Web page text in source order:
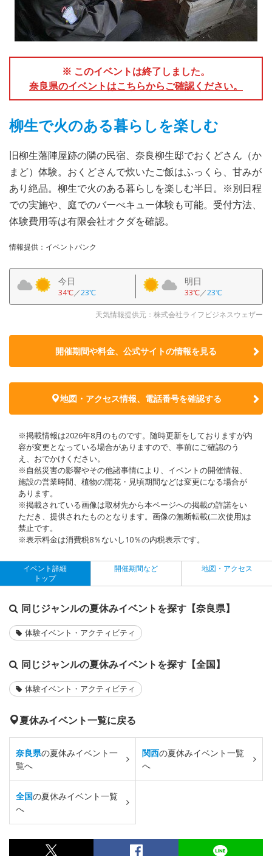
※ このイベントは終了しました。
奈良県のイベントはこちらからご確認ください。
柳生で火のある暮らしを楽しむ
旧柳生藩陣屋跡の隣の民宿、奈良柳生邸でおくどさん（か
まど）体験。おくどさんで炊いたご飯はふっくら、甘みが
あり絶品。柳生で火のある暮らしを楽しむ半日。※別日程
での実施や、庭でのバーべキュー体験も可能。受付方法、
体験費用等は有限会社オクダを確認。
情報提供：イベントバンク
今日
34℃／23℃
明日
33℃／23℃
天気情報提供元：株式会社ライフビジネスウェザー
開催期間や料金、公式サイトの情報を見る
地図・アクセス情報、電話番号を確認する
※掲載情報は2026年8月のものです。随時更新をしておりますが内
容が変更となっている場合がありますので、事前にご確認のう
え、おでかけください。
※自然災害の影響やその他諸事情により、イベントの開催情報、
施設の営業時間、植物の開花・見頃期間などは変更になる場合が
あります。
※掲載されている画像は取材先から本ページへの掲載の許諾をい
ただき、提供されたものとなります。画像の無断転載(二次使用)は
禁止です。
※表示料金は消費税8％ないし10％の内税表示です。
イベント詳細
トップ
開催期間など 地図・アクセス
同じジャンルの夏休みイベントを探す【奈良県】
体験イベント・アクティビティ
同じジャンルの夏休みイベントを探す【全国】
体験イベント・アクティビティ
夏休みイベント一覧に戻る
奈良県の夏休みイベント一
覧へ
関西の夏休みイベント一覧
へ
全国の夏休みイベント一覧
へ